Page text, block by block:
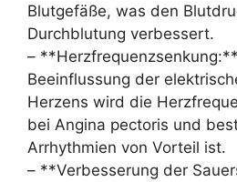
Blutgefäße, was den
Durchblutung verbessert.
–
Beeinflussung der
Herzens wird die
bei Angina pectoris und
Arrhythmien von Vorteil ist.
– **Verbesserung der